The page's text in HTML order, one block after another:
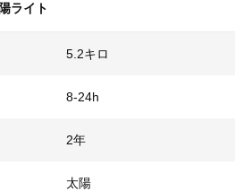
ライト
5.2キロ
8-24h
2年
太陽